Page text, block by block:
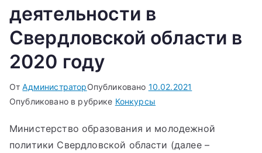
деятельности в
Свердловской области в
2020 году
ОтАдминистраторОпубликовано 10.02.2021
Опубликовано в рубрике Конкурсы
Министерство образования и молодежной
политики Свердловской области (далее –